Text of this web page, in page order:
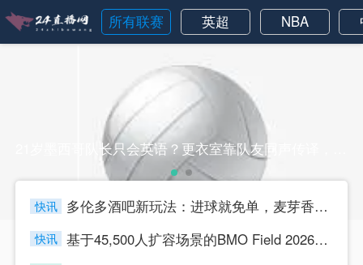
所有联赛 英超 NBA
快讯
多伦多酒吧新玩法：进球就免单，麦芽香“踢”燃全城
快讯
基于45,500人扩容场景的BMO Field 2026世界杯助威声压空间分布与效能仿真分析